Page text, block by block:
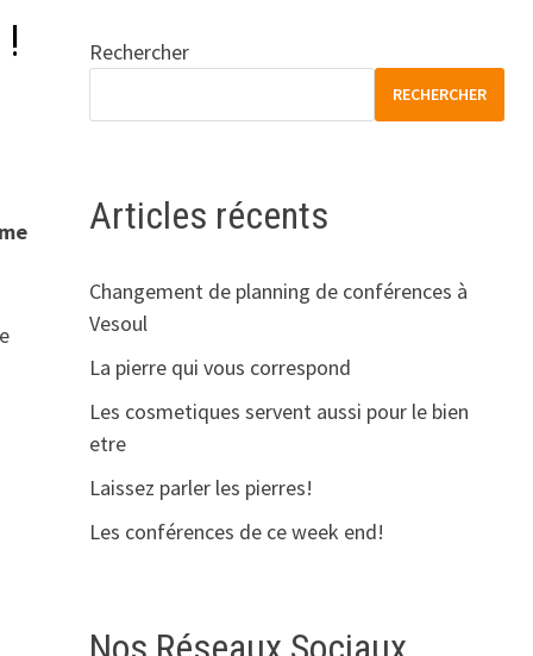
Rechercher
RECHERCHER
Articles récents
Changement de planning de conférences à
Vesoul
La pierre qui vous correspond
Les cosmetiques servent aussi pour le bien
etre
Laissez parler les pierres!
Les conférences de ce week end!